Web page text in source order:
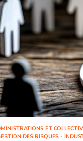
ET
DES RISQUES -